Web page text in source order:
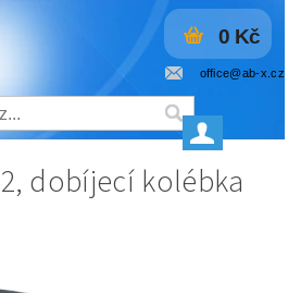
office@ab-x.cz
0 Kč
dobíjecí kolébka